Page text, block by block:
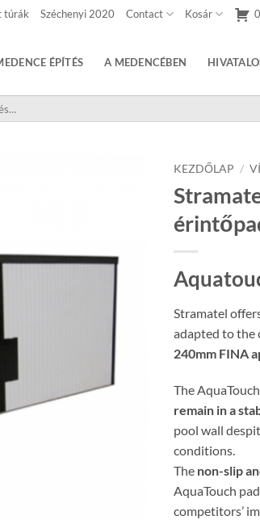
túrák Széchenyi 2020 Contact Kosár
ÉPÍTÉS A MEDENCÉBEN
KEZDŐLAP /
Stramatel
adapted to the
240mm FINA
The
remain in a
pool wall
conditions.
The non-slip
AquaTouch
competitors’